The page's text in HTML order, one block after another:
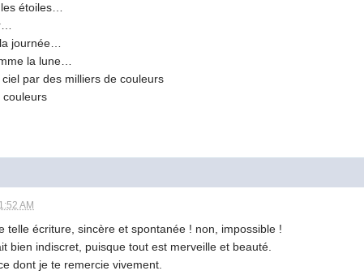
étoiles…
la lune…
par des milliers de couleurs
AM
telle écriture, sincère et spontanée ! non, impossible !
bien indiscret, puisque tout est merveille et beauté.
dont je te remercie vivement.